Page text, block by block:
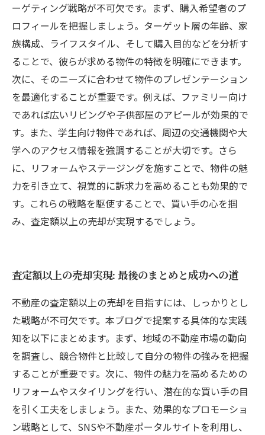
ーゲティング戦略が不可欠です。まず、購入希望者のプ
ロフィールを把握しましょう。ターゲット層の年齢、家
族構成、ライフスタイル、そして購入目的などを分析す
ることで、彼らが求める物件の特徴を明確にできます。
次に、そのニーズに合わせて物件のプレゼンテーション
を最適化することが重要です。例えば、ファミリー向け
であれば広いリビングや子供部屋のアピールが効果的で
す。また、学生向け物件であれば、周辺の交通機関や大
学へのアクセス情報を強調することが大切です。さら
に、リフォームやステージングを施すことで、物件の魅
力を引き立て、視覚的に訴求力を高めることも効果的で
す。これらの戦略を駆使することで、買い手の心を掴
み、査定額以上の売却が実現するでしょう。
査定額以上の売却実現: 最後のまとめと成功への道
不動産の査定額以上の売却を目指すには、しっかりとし
た戦略が不可欠です。本ブログで提案する具体的な実践
知を以下にまとめます。まず、地域の不動産市場の動向
を調査し、競合物件と比較して自分の物件の強みを把握
することが重要です。次に、物件の魅力を高めるための
リフォームやスタイリングを行い、潜在的な買い手の目
を引く工夫をしましょう。また、効果的なプロモーショ
ン戦略として、SNSや不動産ポータルサイトを利用し、